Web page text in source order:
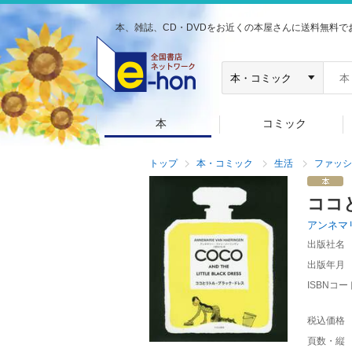
本、雑誌、CD・DVDをお近くの本屋さんに送料無料で
本 コミック
トップ 本・コミック 生活 ファッ
ココ
アンネ
出版社名
出版年月
ISBNコー
税込価格
頁数・縦